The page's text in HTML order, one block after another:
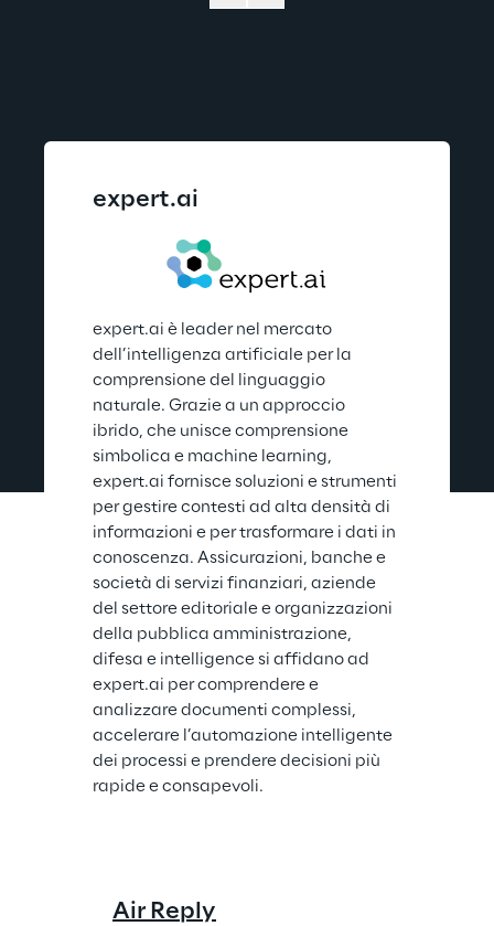
expert.ai
expert.ai è leader nel mercato
dell’intelligenza artificiale per la
comprensione del linguaggio
naturale. Grazie a un approccio
ibrido, che unisce comprensione
simbolica e machine learning,
expert.ai fornisce soluzioni e strumenti
per gestire contesti ad alta densità di
informazioni e per trasformare i dati in
conoscenza. Assicurazioni, banche e
società di servizi finanziari, aziende
del settore editoriale e organizzazioni
della pubblica amministrazione,
difesa e intelligence si affidano ad
expert.ai per comprendere e
analizzare documenti complessi,
accelerare l’automazione intelligente
dei processi e prendere decisioni più
rapide e consapevoli.
Air Reply